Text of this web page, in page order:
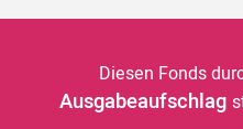
Diesen Fonds
Ausgabeaufschlag